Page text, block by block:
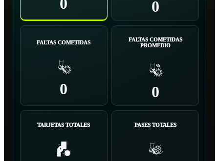
0 0
FALTAS COMETIDAS
0
FALTAS COMETIDAS
PROMEDIO
0
TARJETAS TOTALES PASES TOTALES